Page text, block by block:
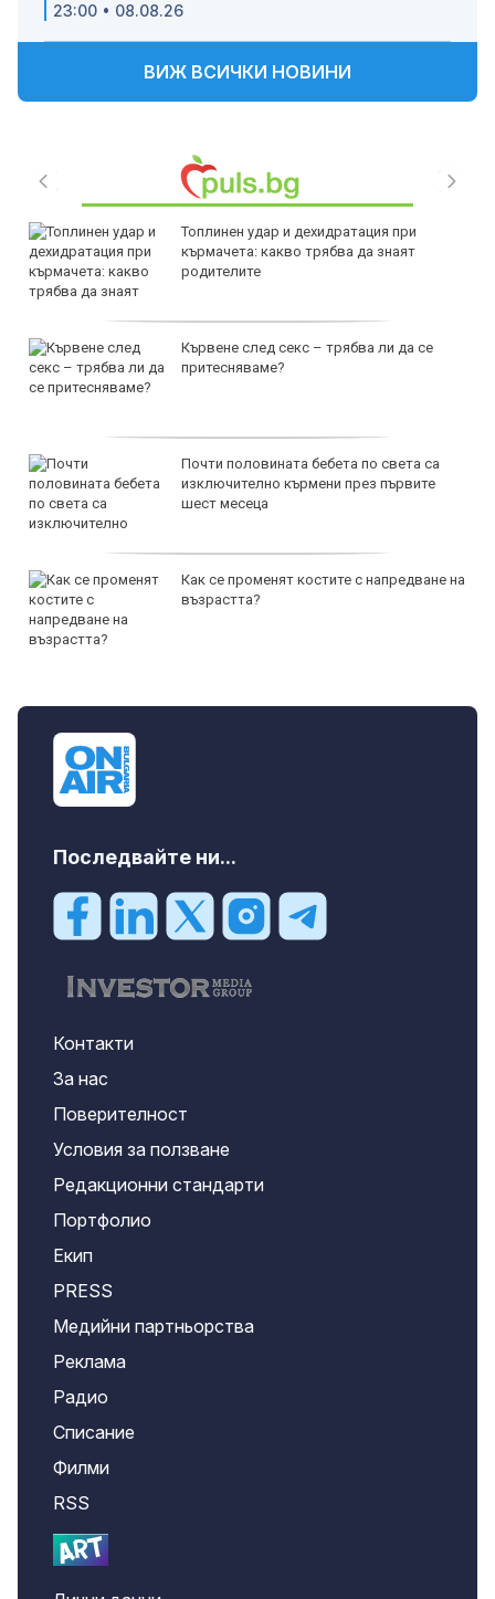
23:00 • 08.08.26
ВИЖ ВСИЧКИ НОВИНИ
Топлинен удар и дехидратация при
кърмачета: какво трябва да знаят
родителите
Кървене след секс – трябва ли да се
притесняваме?
Почти половината бебета по света са
изключително кърмени през първите
шест месеца
Как се променят костите с напредване на
възрастта?
Последвайте ни...
Контакти
За нас
Поверителност
Условия за ползване
Редакционни стандарти
Портфолио
Екип
PRESS
Медийни партньорства
Реклама
Радио
Списание
Филми
RSS